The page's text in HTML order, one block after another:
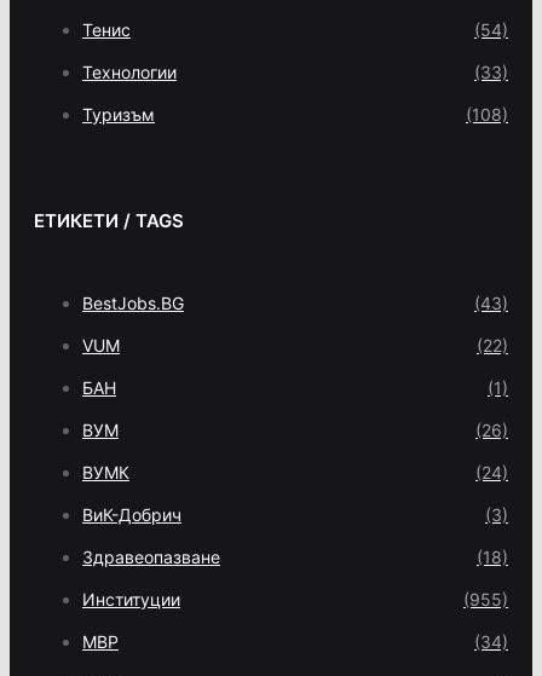
Тенис (54)
Технологии (33)
Туризъм (108)
ЕТИКЕТИ / TAGS
BestJobs.BG (43)
VUM (22)
БАН (1)
ВУМ (26)
ВУМК (24)
ВиК-Добрич (3)
Здравеопазване (18)
Институции (955)
МВР (34)